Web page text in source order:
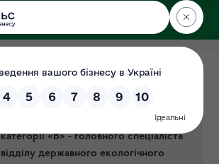
ДЕРЖЕКОІНСПЕКЦІЯ
Поліського округу
результатами добору персоналу на
вакантну посаду державної служби
категорії «В» - головного спеціаліста
відділу державного екологічного